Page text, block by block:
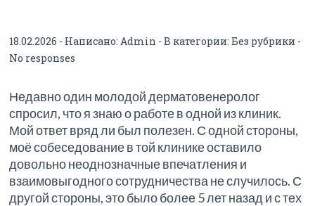
18.02.2026 - Написано:Admin - В категории:Без рубрики -
No responses
Недавно один молодой дерматовенеролог
спросил, что я знаю о работе в одной из клиник.
Мой ответ вряд ли был полезен. С одной стороны,
моё собеседование в той клинике оставило
довольно неоднозначные впечатления и
взаимовыгодного сотрудничества не случилось. С
другой стороны, это было более 5 лет назад и с тех